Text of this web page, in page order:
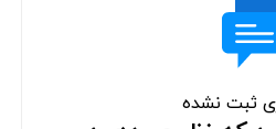
ثبت نشده